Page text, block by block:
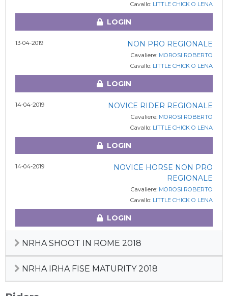
Cavallo: LITTLE CHICK O LENA
LOGIN
13-04-2019 NON PRO REGIONALE
Cavaliere: MOROSI ROBERTO
Cavallo: LITTLE CHICK O LENA
LOGIN
14-04-2019 NOVICE RIDER REGIONALE
Cavaliere: MOROSI ROBERTO
Cavallo: LITTLE CHICK O LENA
LOGIN
14-04-2019
NOVICE HORSE NON PRO
REGIONALE
Cavaliere: MOROSI ROBERTO
Cavallo: LITTLE CHICK O LENA
LOGIN
NRHA SHOOT IN ROME 2018
NRHA IRHA FISE MATURITY 2018